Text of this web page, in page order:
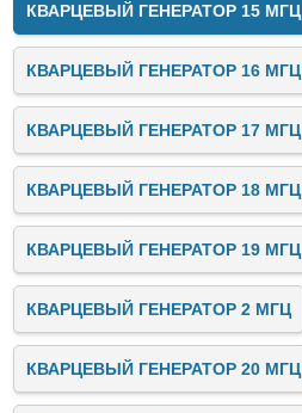
КВАРЦЕВЫЙ ГЕНЕРАТОР 15 МГЦ
КВАРЦЕВЫЙ ГЕНЕРАТОР 16 МГЦ
КВАРЦЕВЫЙ ГЕНЕРАТОР 17 МГЦ
КВАРЦЕВЫЙ ГЕНЕРАТОР 18 МГЦ
КВАРЦЕВЫЙ ГЕНЕРАТОР 19 МГЦ
КВАРЦЕВЫЙ ГЕНЕРАТОР 2 МГЦ
КВАРЦЕВЫЙ ГЕНЕРАТОР 20 МГЦ